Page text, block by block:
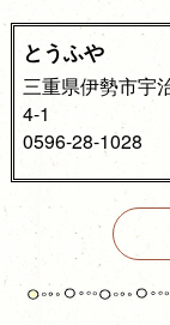
とうふや
三重県伊勢市宇
4-1
0596-28-1028